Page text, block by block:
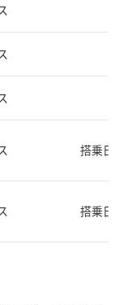
搭乗日
搭乗日